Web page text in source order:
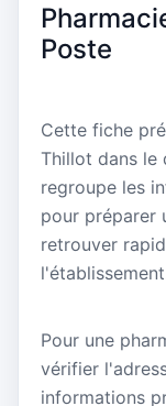
Poste
Cette fiche
Thillot dans le
regroupe les
pour préparer
retrouver
Pour une
vérifier
informations